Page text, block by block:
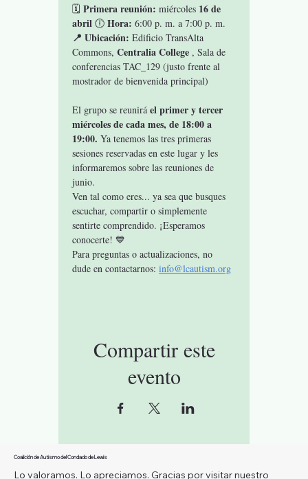
🗓 Primera reunión: miércoles 16 de
abril 🕕 Hora: 6:00 p. m. a 7:00 p. m.
📍 Ubicación: Edificio TransAlta
Commons, Centralia College , Sala de
conferencias TAC_129 (justo frente al
mostrador de bienvenida principal)
El grupo se reunirá el primer y tercer
miércoles de cada mes, de 18:00 a
19:00. Ya tenemos las tres primeras
sesiones reservadas en este lugar y les
informaremos sobre las reuniones de
junio.
Ven tal como eres... ya sea que busques
escuchar, compartir o simplemente
sentirte comprendido. ¡Esperamos
conocerte! 💙
Para preguntas o actualizaciones, no
dude en contactarnos: info@lcautism.org
Compartir este
evento
Coalición de Autismo del Condado de Lewis
Lo valoramos. Lo apreciamos. Gracias por visitar nuestro